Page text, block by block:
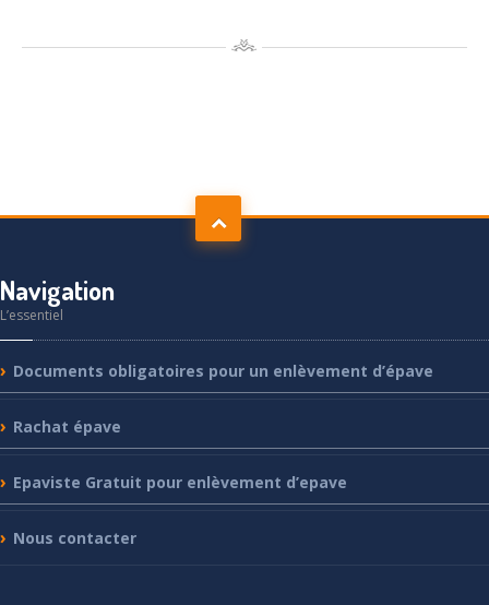
Navigation
L’essentiel
Documents obligatoires pour un enlèvement d’épave
Rachat épave
Epaviste Gratuit pour enlèvement d’epave
Nous contacter